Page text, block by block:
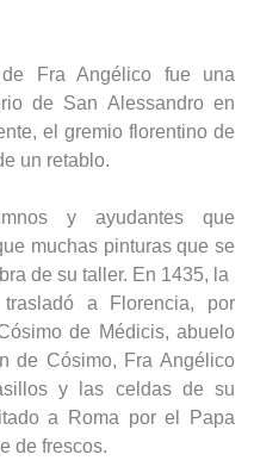
Fra Angélico fue una
de San Alessandro en
el gremio florentino de
un retablo.
y ayudantes que
muchas pinturas que se
de su taller. En 1435, la
a Florencia, por
de Médicis, abuelo
de Cósimo, Fra Angélico
y las celdas de su
a Roma por el Papa
de frescos.